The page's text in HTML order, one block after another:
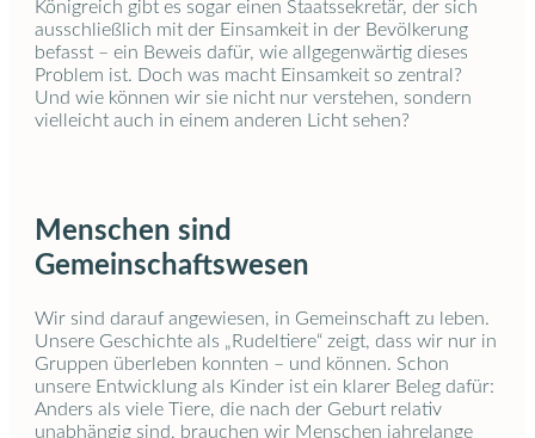
Königreich gibt es sogar einen Staatssekretär, der sich
ausschließlich mit der Einsamkeit in der Bevölkerung
befasst – ein Beweis dafür, wie allgegenwärtig dieses
Problem ist. Doch was macht Einsamkeit so zentral?
Und wie können wir sie nicht nur verstehen, sondern
vielleicht auch in einem anderen Licht sehen?
Menschen sind
Gemeinschaftswesen
Wir sind darauf angewiesen, in Gemeinschaft zu leben.
Unsere Geschichte als „Rudeltiere“ zeigt, dass wir nur in
Gruppen überleben konnten – und können. Schon
unsere Entwicklung als Kinder ist ein klarer Beleg dafür:
Anders als viele Tiere, die nach der Geburt relativ
unabhängig sind, brauchen wir Menschen jahrelange